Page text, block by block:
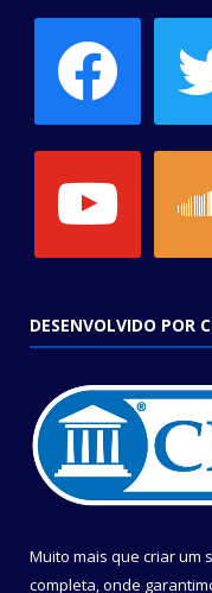
DESENVOLVIDO POR
Muito mais que criar um
completa, onde